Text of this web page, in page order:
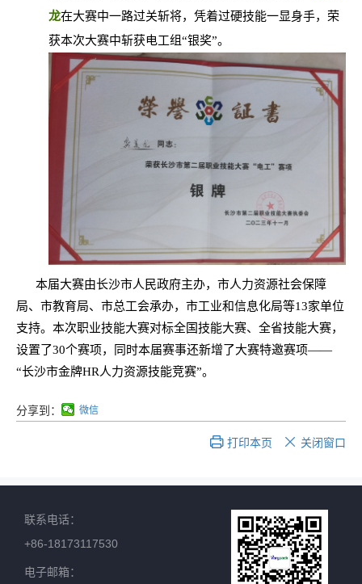
龙在大赛中一路过关斩将，凭着过硬技能一显身手，荣
获本次大赛中斩获电工组“银奖”。
本届大赛由长沙市人民政府主办，市人力资源社会保障
局、市教育局、市总工会承办，市工业和信息化局等13家单位
支持。本次职业技能大赛对标全国技能大赛、全省技能大赛，
设置了30个赛项，同时本届赛事还新增了大赛特邀赛项——
“长沙市金牌HR人力资源技能竞赛”。
分享到： 微信
 打印本页  关闭窗口
联系电话：
+86-18173117530
电子邮箱：